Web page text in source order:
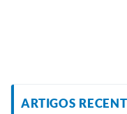
ARTIGOS